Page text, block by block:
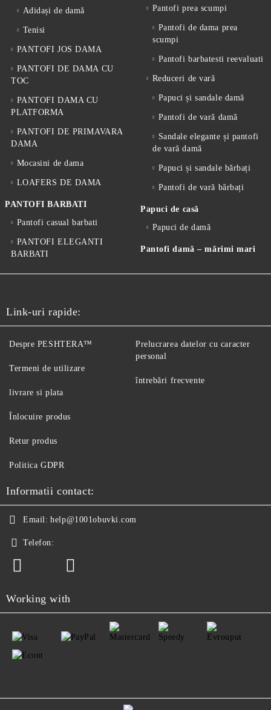
Adidași de damă
Tenisi
PANTOFI JOS DAMA
PANTOFI DE DAMA CU
TOC
PANTOFI DAMA CU
PLATFORMA
PANTOFI DE PRIMAVARA
DAMA
Mocasini de dama
LOAFERS DE DAMA
PANTOFI BARBATI
Pantofi casual barbati
PANTOFI ELEGANTI
BARBATI
Pantofi prea scumpi
Pantofi de dama prea
scumpi
Pantofi barbatesti reevaluati
Reduceri de vară
Papuci și sandale damă
Pantofi de vară damă
Sandale elegante și pantofi
de vară damă
Papuci și sandale bărbați
Pantofi de vară bărbați
Papuci de casă
Papuci de damă
Pantofi damă – mărimi mari
Link-uri rapide:
Despre PESHTERA™
Termeni de utilizare
livrare si plata
Înlocuire produs
Retur produs
Politica GDPR
Prelucrarea datelor cu caracter
personal
întrebări frecvente
Informatii contact:
Email: help@1001obuvki.com
Telefon:
Working with